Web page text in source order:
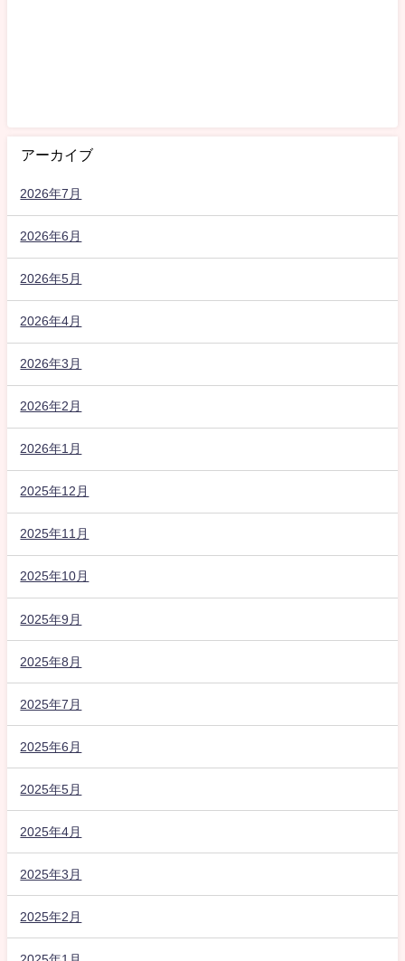
アーカイブ
2026年7月
2026年6月
2026年5月
2026年4月
2026年3月
2026年2月
2026年1月
2025年12月
2025年11月
2025年10月
2025年9月
2025年8月
2025年7月
2025年6月
2025年5月
2025年4月
2025年3月
2025年2月